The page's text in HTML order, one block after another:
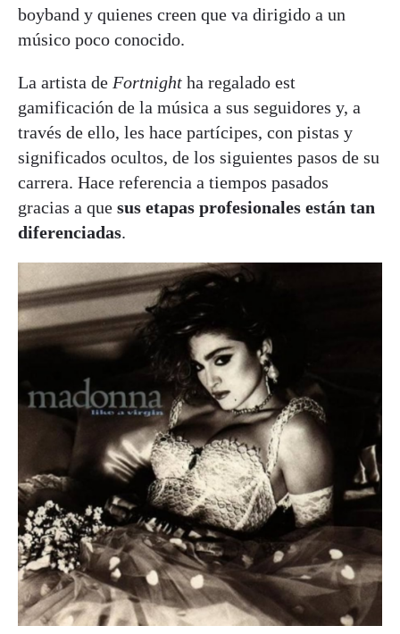
boyband y quienes creen que va dirigido a un
músico poco conocido.
La artista de Fortnight ha regalado est
gamificación de la música a sus seguidores y, a
través de ello, les hace partícipes, con pistas y
significados ocultos, de los siguientes pasos de su
carrera. Hace referencia a tiempos pasados
gracias a que sus etapas profesionales están tan
diferenciadas.